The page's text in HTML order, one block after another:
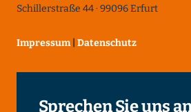
Schillerstraße 44 · 99096 Erfurt
Impressum Datenschutz
Sprechen Sie uns